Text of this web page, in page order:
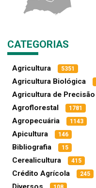
CATEGORIAS
Agricultura 5351
Agricultura Biológica
Agricultura de Precisão
Agroflorestal 1781
Agropecuária 1143
Apicultura 146
Bibliografia 15
Cerealicultura 415
Crédito Agrícola 245